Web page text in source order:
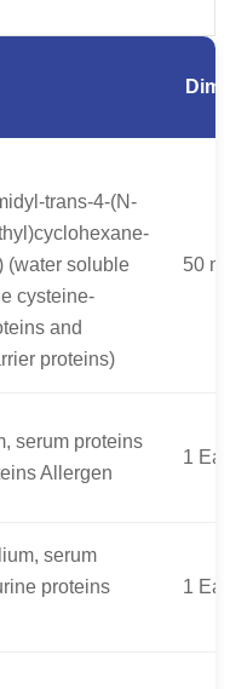
trans-4-(N-
(water soluble
cysteine-
and
proteins)
50
serum proteins
Allergen
1
serum
proteins
1